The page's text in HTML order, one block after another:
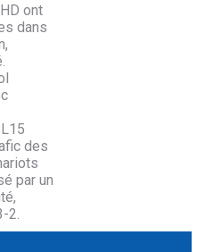
ont
dans
des
par un
2.